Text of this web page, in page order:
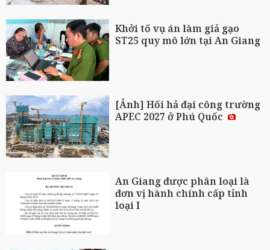
Khởi tố vụ án làm giả gạo
ST25 quy mô lớn tại An Giang
[Ảnh] Hối hả đại công trường
APEC 2027 ở Phú Quốc
An Giang được phân loại là
đơn vị hành chính cấp tỉnh
loại I